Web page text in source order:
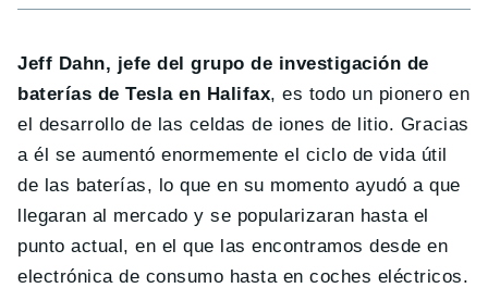
Jeff Dahn, jefe del grupo de investigación de
baterías de Tesla en Halifax, es todo un pionero en
el desarrollo de las celdas de iones de litio. Gracias
a él se aumentó enormemente el ciclo de vida útil
de las baterías, lo que en su momento ayudó a que
llegaran al mercado y se popularizaran hasta el
punto actual, en el que las encontramos desde en
electrónica de consumo hasta en coches eléctricos.